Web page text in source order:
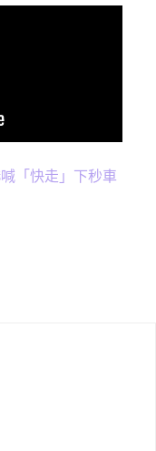
「快走」下秒車